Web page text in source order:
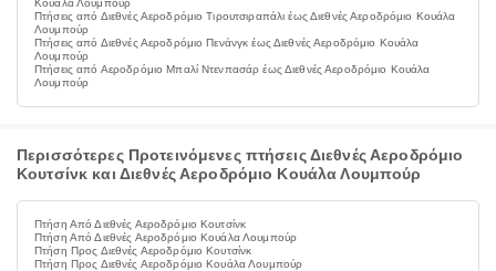
Κουάλα Λουμπούρ
Πτήσεις από Διεθνές Αεροδρόμιο Τιρουτσιραπάλι έως Διεθνές Αεροδρόμιο Κουάλα
Λουμπούρ
Πτήσεις από Διεθνές Αεροδρόμιο Πενάνγκ έως Διεθνές Αεροδρόμιο Κουάλα
Λουμπούρ
Πτήσεις από Αεροδρόμιο Μπαλί Ντενπασάρ έως Διεθνές Αεροδρόμιο Κουάλα
Λουμπούρ
Περισσότερες Προτεινόμενες πτήσεις Διεθνές Αεροδρόμιο
Κουτσίνκ και Διεθνές Αεροδρόμιο Κουάλα Λουμπούρ
Πτήση Από Διεθνές Αεροδρόμιο Κουτσίνκ
Πτήση Από Διεθνές Αεροδρόμιο Κουάλα Λουμπούρ
Πτήση Προς Διεθνές Αεροδρόμιο Κουτσίνκ
Πτήση Προς Διεθνές Αεροδρόμιο Κουάλα Λουμπούρ